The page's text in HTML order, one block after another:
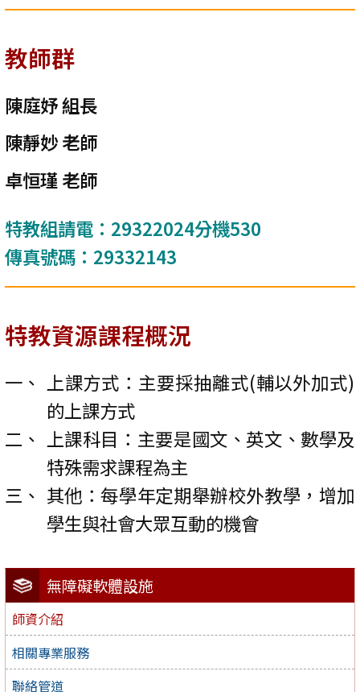
無障礙軟體設施
師資介紹
相關專業服務
聯絡管道
教師群
陳庭妤 組長
陳靜妙 老師
卓恒瑾 老師
特教組請電：29322024分機530
傳真號碼：29332143
特教資源課程概況
上課方式：主要採抽離式(輔以外加式)
的上課方式
上課科目：主要是國文、英文、數學及
特殊需求課程為主
其他：每學年定期舉辦校外教學，增加
學生與社會大眾互動的機會